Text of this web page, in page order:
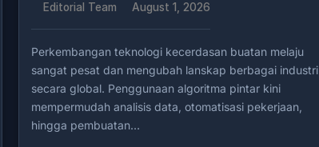
Editorial Team August 1, 2026
Perkembangan teknologi kecerdasan buatan melaju
sangat pesat dan mengubah lanskap berbagai industri
secara global. Penggunaan algoritma pintar kini
mempermudah analisis data, otomatisasi pekerjaan,
hingga pembuatan…